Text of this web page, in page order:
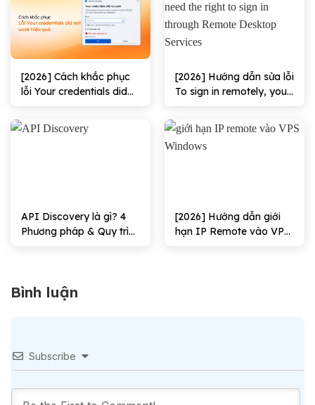
[2026] Cách khắc phục
lỗi Your credentials did
[2026] Hướng dẫn sửa lỗi
To sign in remotely, you
through Remote
Desktop Services hiệu
quả
API Discovery là gì? 4
Phương pháp & Quy trình
[2026] Hướng dẫn giới
hạn IP Remote vào VPS
Bình luận
Subscribe